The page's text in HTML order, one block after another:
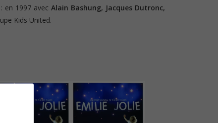
en 1997 avec Alain Bashung, Jacques Dutronc,
Kids United.